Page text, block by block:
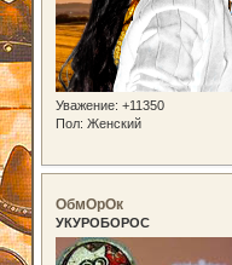
Уважение: +11350
Пол: Женский
ОбмОрОк
УКУРОБОРОС